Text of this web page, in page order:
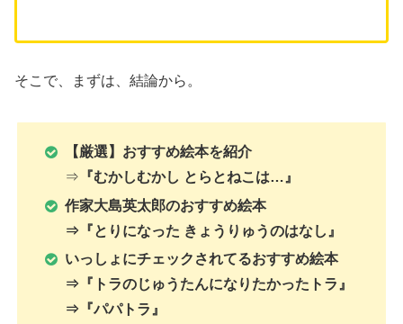
そこで、まずは、結論から。
【厳選】おすすめ絵本を紹介
⇒ 『むかしむかし とらとねこは…』
作家大島英太郎のおすすめ絵本
⇒『とりになった きょうりゅうのはなし』
いっしょにチェックされてるおすすめ絵本
⇒『トラのじゅうたんになりたかったトラ』
⇒『パパトラ』